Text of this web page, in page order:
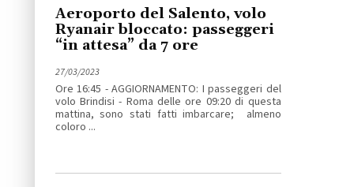
Aeroporto del Salento, volo
Ryanair bloccato: passeggeri
“in attesa” da 7 ore
27/03/2023
Ore 16:45 - AGGIORNAMENTO: I passeggeri del
volo Brindisi - Roma delle ore 09:20 di questa
mattina, sono stati fatti imbarcare; almeno
coloro ...